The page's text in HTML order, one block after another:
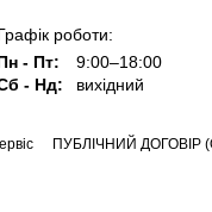
роботи:
- Пт:
9:00–18:00
- Нд:
вихідний
ПУБЛІЧНИЙ ДОГОВІР